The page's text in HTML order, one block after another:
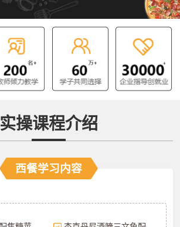
实操课程介绍
西餐学习内容